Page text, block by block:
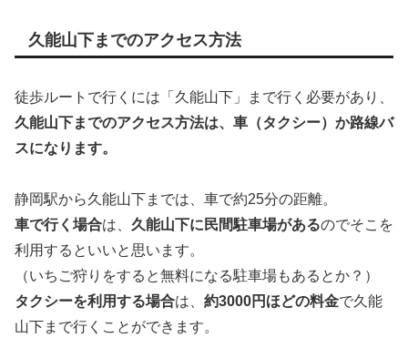
久能山下までのアクセス方法
徒歩ルートで行くには「久能山下」まで行く必要があり、
久能山下までのアクセス方法は、車（タクシー）か路線バ
スになります。
静岡駅から久能山下までは、車で約25分の距離。
車で行く場合は、 久能山下に民間駐車場があるのでそこを
利用するといいと思います。
（いちご狩りをすると無料になる駐車場もあるとか？）
タクシーを利用する場合は、 約3000円ほどの料金で久能
山下まで行くことができます。